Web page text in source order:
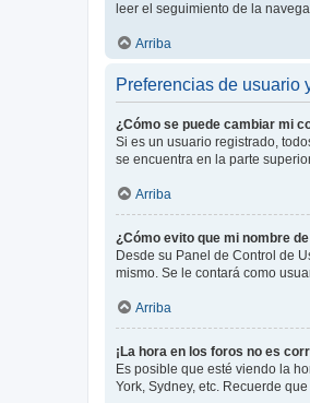
leer el seguimiento de la
Arriba
Preferencias de usuario
¿Cómo se puede cambiar mi
Si es un usuario registrado,
se encuentra en la parte
Arriba
¿Cómo evito que mi nombre
Desde su Panel de Control de
mismo. Se le contará como
Arriba
¡La hora en los foros no es
Es posible que esté viendo la
York, Sydney, etc. Recuerde